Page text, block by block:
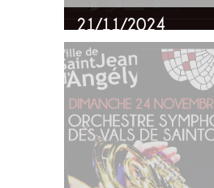
21/11/2024
PLUS
D'INFOS